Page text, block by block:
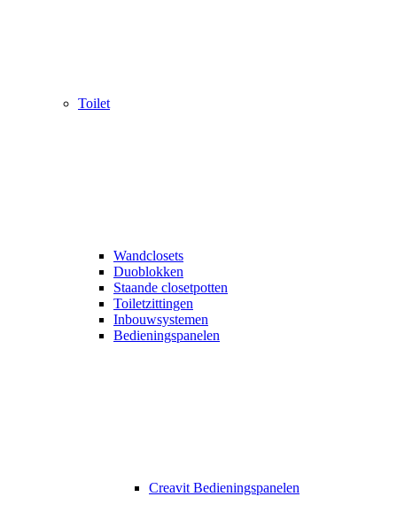
Toilet
Wandclosets
Duoblokken
Staande closetpotten
Toiletzittingen
Inbouwsystemen
Bedieningspanelen
Creavit Bedieningspanelen